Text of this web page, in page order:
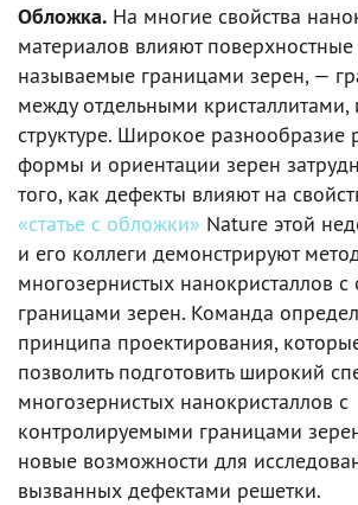
Обложка. На многие свойства
материалов влияют
называемые границами зерен, —
между отдельными кристаллитами,
структуре. Широкое разнообразие
формы и ориентации зерен
того, как дефекты влияют на
«статье с обложки» Nature этой
и его коллеги демонстрируют
многозернистых нанокристаллов
границами зерен. Команда
принципа проектирования,
позволить подготовить широкий
многозернистых нанокристаллов с
контролируемыми границами
новые возможности для
вызванных дефектами решетки.